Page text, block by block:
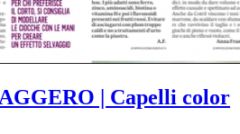
| Capelli color